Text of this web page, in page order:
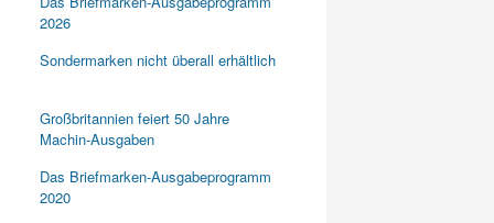
2026
Sondermarken nicht überall erhältlich
Großbritannien feiert 50 Jahre
Machin-Ausgaben
Das Briefmarken-Ausgabeprogramm
2020